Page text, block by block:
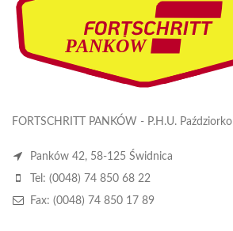
FORTSCHRITT PANKÓW - P.H.U. Paździorko
Panków 42, 58-125 Świdnica
Tel: (0048) 74 850 68 22
Fax: (0048) 74 850 17 89